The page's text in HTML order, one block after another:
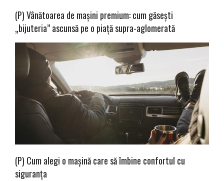
(P) Vânătoarea de mașini premium: cum găsești
„bijuteria” ascunsă pe o piață supra-aglomerată
(P) Cum alegi o mașină care să îmbine confortul cu
siguranța